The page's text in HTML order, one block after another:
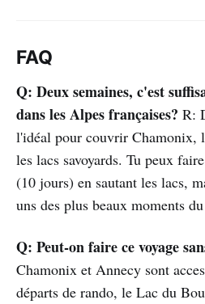
FAQ
Q: Deux semaines, c'est
dans les Alpes françaises? R:
l'idéal pour couvrir Chamonix,
les lacs savoyards. Tu peux
(10 jours) en sautant les lacs,
uns des plus beaux moments
Q: Peut-on faire ce voyage
Chamonix et Annecy sont
départs de rando, le Lac du